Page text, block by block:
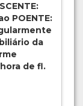
POENTE:
da
de fl.